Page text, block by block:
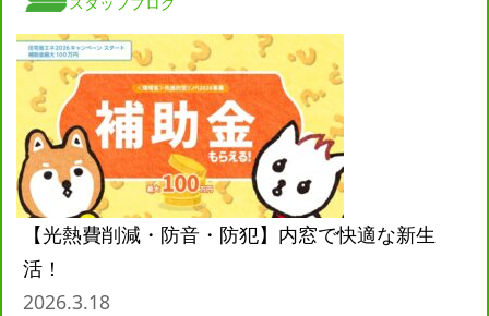
【光熱費削減・防音・防犯】内窓で快適な新生
活！
2026.3.18